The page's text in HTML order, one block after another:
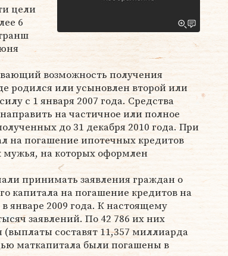
цели
6
возможность получения
родился или усыновлен второй или
с 1 января 2007 года. Средства
на частичное или полное
до 31 декабря 2010 года. При
на погашение ипотечных кредитов
на которых оформлен
принимать заявления граждан о
капитала на погашение кредитов на
январе 2009 года. К настоящему
заявлений. По 42 786 их них
составят 11,357 миллиарда
маткапитала были погашены в